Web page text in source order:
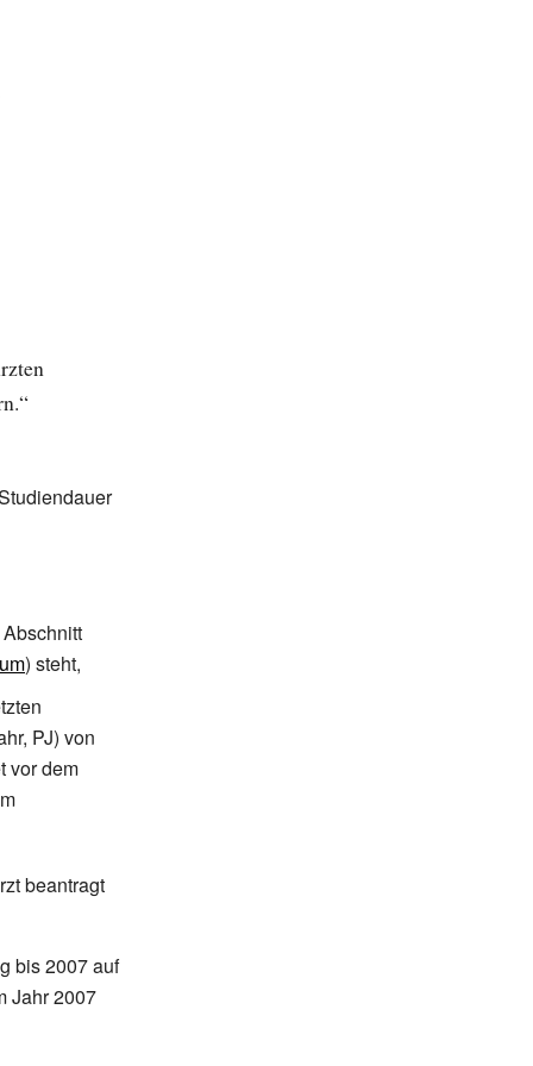
) steht,
PJ) von
vor dem
beantragt
bis 2007 auf
Jahr 2007